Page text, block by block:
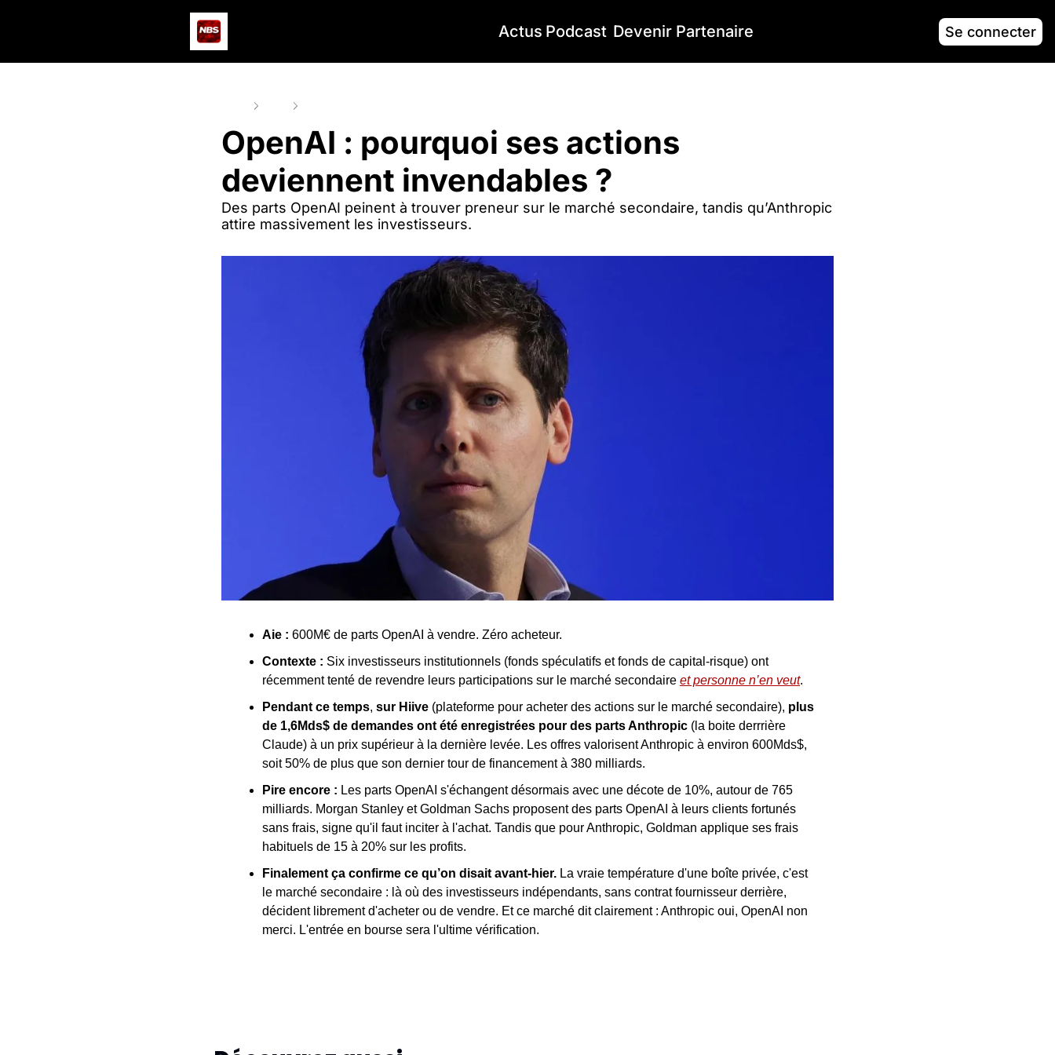
Actus Podcast Devenir Partenaire Se connecter
OpenAI : pourquoi ses actions
deviennent invendables ?
Des parts OpenAI peinent à trouver preneur sur le marché secondaire, tandis qu’Anthropic
attire massivement les investisseurs.
Aie : 600M€ de parts OpenAI à vendre. Zéro acheteur.
Contexte : Six investisseurs institutionnels (fonds spéculatifs et fonds de capital-risque) ont
récemment tenté de revendre leurs participations sur le marché secondaire et personne n’en veut.
Pendant ce temps, sur Hiive (plateforme pour acheter des actions sur le marché secondaire), plus
de 1,6Mds$ de demandes ont été enregistrées pour des parts Anthropic (la boite derrrière
Claude) à un prix supérieur à la dernière levée. Les offres valorisent Anthropic à environ 600Mds$,
soit 50% de plus que son dernier tour de financement à 380 milliards.
Pire encore : Les parts OpenAI s'échangent désormais avec une décote de 10%, autour de 765
milliards. Morgan Stanley et Goldman Sachs proposent des parts OpenAI à leurs clients fortunés
sans frais, signe qu'il faut inciter à l'achat. Tandis que pour Anthropic, Goldman applique ses frais
habituels de 15 à 20% sur les profits.
Finalement ça confirme ce qu’on disait avant-hier. La vraie température d'une boîte privée, c'est
le marché secondaire : là où des investisseurs indépendants, sans contrat fournisseur derrière,
décident librement d'acheter ou de vendre. Et ce marché dit clairement : Anthropic oui, OpenAI non
merci. L'entrée en bourse sera l'ultime vérification.